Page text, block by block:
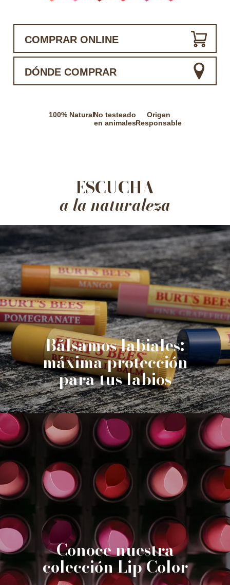
COMPRAR ONLINE
DÓNDE COMPRAR
100% NaturalNo testeado
en animales
Origen
Responsable
ESCUCHA
a la naturaleza
Bálsamos labiales:
máxima protección
para tus labios
Conoce nuestra
colección Lip Color